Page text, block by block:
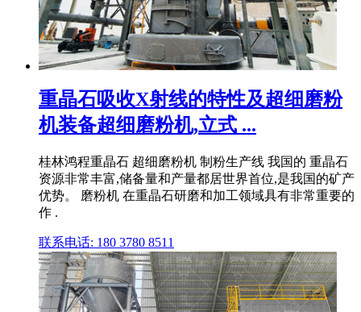
重晶石吸收X射线的特性及超细磨粉
机装备超细磨粉机,立式 ...
桂林鸿程重晶石 超细磨粉机 制粉生产线 我国的 重晶石
资源非常丰富,储备量和产量都居世界首位,是我国的矿产
优势。 磨粉机 在重晶石研磨和加工领域具有非常重要的
作 .
联系电话: 180 3780 8511